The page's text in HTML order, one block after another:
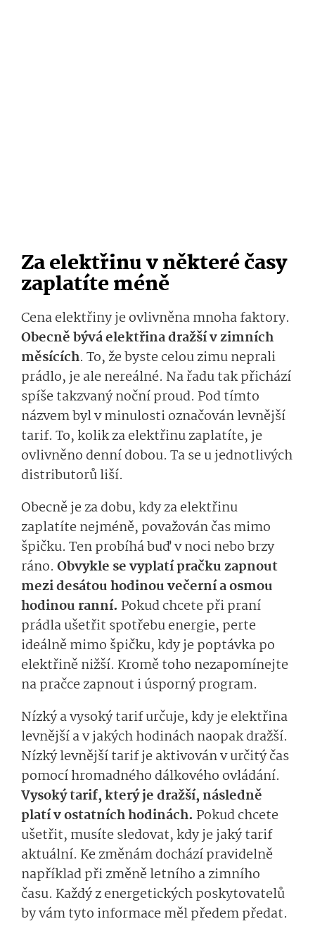
Za elektřinu v některé časy
zaplatíte méně
Cena elektřiny je ovlivněna mnoha faktory.
Obecně bývá elektřina dražší v zimních
měsících. To, že byste celou zimu neprali
prádlo, je ale nereálné. Na řadu tak přichází
spíše takzvaný noční proud. Pod tímto
názvem byl v minulosti označován levnější
tarif. To, kolik za elektřinu zaplatíte, je
ovlivněno denní dobou. Ta se u jednotlivých
distributorů liší.
Obecně je za dobu, kdy za elektřinu
zaplatíte nejméně, považován čas mimo
špičku. Ten probíhá buď v noci nebo brzy
ráno. Obvykle se vyplatí pračku zapnout
mezi desátou hodinou večerní a osmou
hodinou ranní. Pokud chcete při praní
prádla ušetřit spotřebu energie, perte
ideálně mimo špičku, kdy je poptávka po
elektřině nižší. Kromě toho nezapomínejte
na pračce zapnout i úsporný program.
Nízký a vysoký tarif určuje, kdy je elektřina
levnější a v jakých hodinách naopak dražší.
Nízký levnější tarif je aktivován v určitý čas
pomocí hromadného dálkového ovládání.
Vysoký tarif, který je dražší, následně
platí v ostatních hodinách. Pokud chcete
ušetřit, musíte sledovat, kdy je jaký tarif
aktuální. Ke změnám dochází pravidelně
například při změně letního a zimního
času. Každý z energetických poskytovatelů
by vám tyto informace měl předem předat.